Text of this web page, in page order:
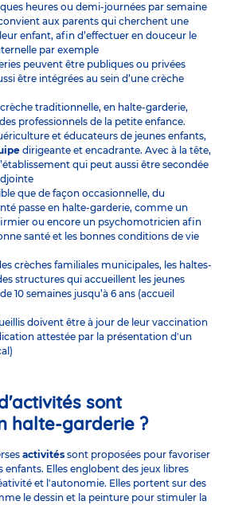
heures ou demi-journées par semaine
aux parents qui cherchent une
enfant, afin d’effectuer en douceur le
par exemple
peuvent être publiques ou privées
être intégrées au sein d’une crèche
traditionnelle, en halte-garderie,
professionnels de la petite enfance.
et éducateurs de jeunes enfants,
dirigeante et encadrante. Avec à la tête,
qui peut aussi être secondée
que de façon occasionnelle, du
passe en halte-garderie, comme un
ou encore un psychomotricien afin
santé et les bonnes conditions de vie
crèches familiales municipales, les haltes-
structures qui accueillent les jeunes
10 semaines jusqu’à 6 ans (accueil
doivent être à jour de leur vaccination
attestée par la présentation d'un
sont
halte-garderie ?
activités sont proposées pour favoriser
enfants. Elles englobent des jeux libres
et l'autonomie. Elles portent sur des
le dessin et la peinture pour stimuler la